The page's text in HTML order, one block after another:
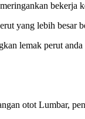
bekerja
yang lebih besar
lemak perut
otot Lumbar,